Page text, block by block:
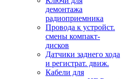
демонтажа
радиоприемника
Провода к устройст.
смены компакт-
дисков
Датчики заднего хода
и регистрат. движ.
Кабели для